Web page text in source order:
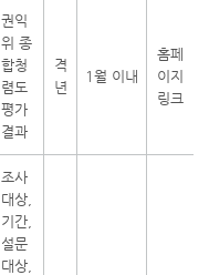
권익
위 종
합청
렴도
평가
결과
격
년
1월 이내
홈페
이지
링크
조사
대상,
기간,
설문
대상,